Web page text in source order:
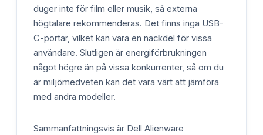
duger inte för film eller musik, så externa
högtalare rekommenderas. Det finns inga USB-
C-portar, vilket kan vara en nackdel för vissa
användare. Slutligen är energiförbrukningen
något högre än på vissa konkurrenter, så om du
är miljömedveten kan det vara värt att jämföra
med andra modeller.
Sammanfattningsvis är Dell Alienware